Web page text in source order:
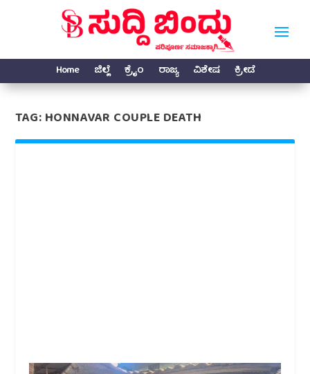
Home ಜಿಲ್ಲೆ ಕ್ರೈಂ ರಾಜ್ಯ ವಿಶೇಷ ಕ್ರೀಡೆ
TAG:HONNAVAR COUPLE DEATH